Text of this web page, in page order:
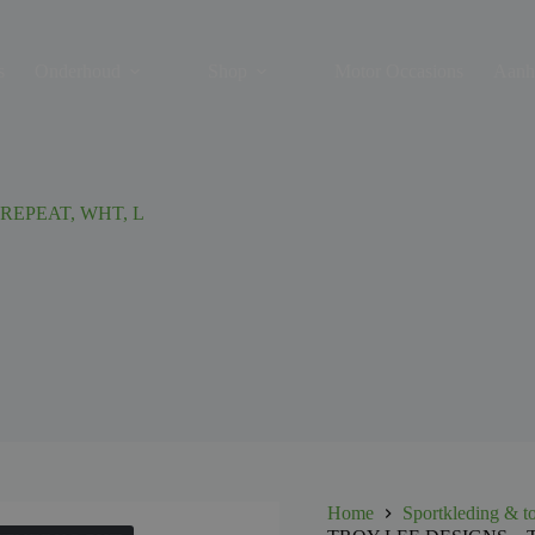
WHT, L
Home
Sportkleding &